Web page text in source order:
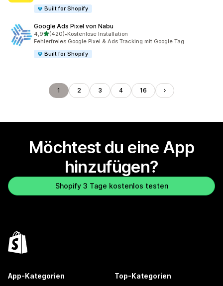
Built for Shopify
Google Ads Pixel von Nabu
4,9von 5 Sternen
(420)
420 Rezensionen insgesamt
•Kostenlose Installation
Fehlerfreies Google Pixel & Ads Tracking mit Google Tag
Built for Shopify
1 2 3 4 16
Möchtest du eine App
hinzufügen?
Shopify 3 Tage kostenlos testen
App-Kategorien Top-Kategorien